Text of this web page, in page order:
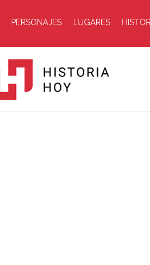
PERSONAJES LUGARES